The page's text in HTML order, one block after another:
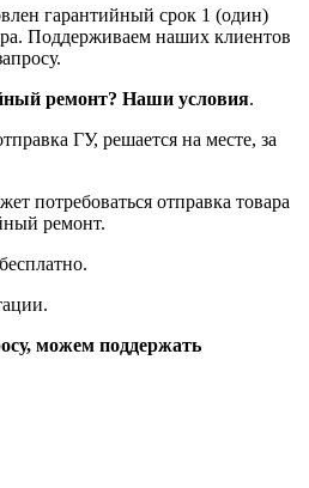
гарантийный срок 1 (один)
Поддерживаем наших клиентов
ремонт? Наши условия.
ГУ, решается на месте, за
потребоваться отправка товара
ремонт.
можем поддержать